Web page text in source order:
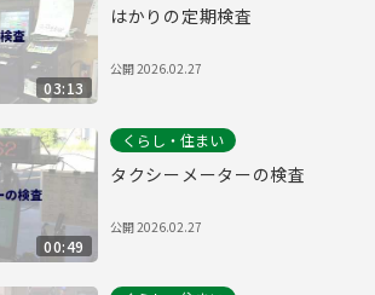
03:13
はかりの定期検査
公開2026.02.27
00:49
くらし・住まい
タクシーメーターの検査
公開2026.02.27